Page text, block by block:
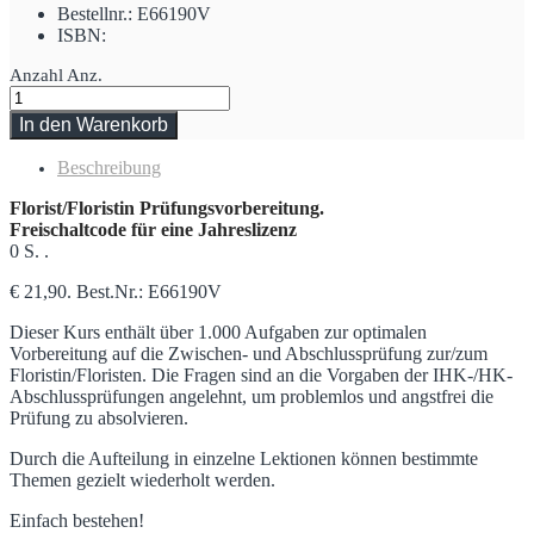
Bestellnr.: E66190V
ISBN:
Anzahl Anz.
In den Warenkorb
Beschreibung
Florist/Floristin Prüfungsvorbereitung.
Freischaltcode für eine Jahreslizenz
0 S. .
€ 21,90. Best.Nr.: E66190V
Dieser Kurs enthält über 1.000 Aufgaben zur optimalen
Vorbereitung auf die Zwischen- und Abschlussprüfung zur/zum
Floristin/Floristen. Die Fragen sind an die Vorgaben der IHK-/HK-
Abschlussprüfungen angelehnt, um problemlos und angstfrei die
Prüfung zu absolvieren.
Durch die Aufteilung in einzelne Lektionen können bestimmte
Themen gezielt wiederholt werden.
Einfach bestehen!